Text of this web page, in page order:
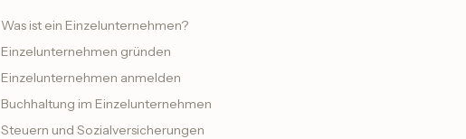
Was ist ein Einzelunternehmen?
Einzelunternehmen gründen
Einzelunternehmen anmelden
Buchhaltung im Einzelunternehmen
Steuern und Sozialversicherungen